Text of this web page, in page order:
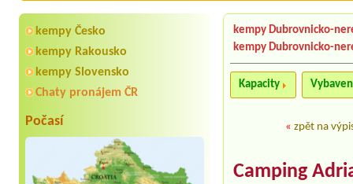
kempy Česko
kempy Rakousko
kempy Slovensko
Chaty pronájem ČR
Počasí
kempy Dubrovnicko-
kempy Dubrovnicko-
Kapacity
«zpět na
Camping